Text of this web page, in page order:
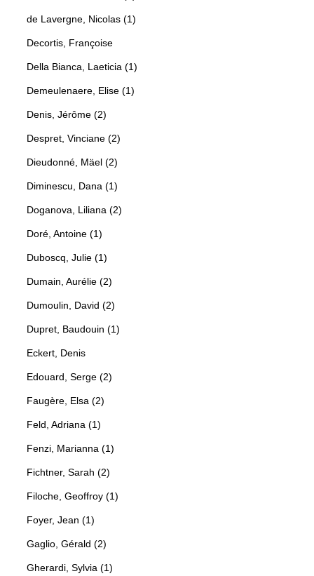
de Lavergne, Nicolas (1)
Decortis, Françoise
Della Bianca, Laeticia (1)
Demeulenaere, Elise (1)
Denis, Jérôme (2)
Despret, Vinciane (2)
Dieudonné, Mäel (2)
Diminescu, Dana (1)
Doganova, Liliana (2)
Doré, Antoine (1)
Duboscq, Julie (1)
Dumain, Aurélie (2)
Dumoulin, David (2)
Dupret, Baudouin (1)
Eckert, Denis
Edouard, Serge (2)
Faugère, Elsa (2)
Feld, Adriana (1)
Fenzi, Marianna (1)
Fichtner, Sarah (2)
Filoche, Geoffroy (1)
Foyer, Jean (1)
Gaglio, Gérald (2)
Gherardi, Sylvia (1)